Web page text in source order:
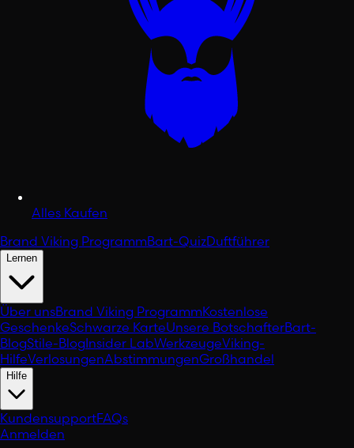
Alles Kaufen
Brand Viking ProgrammBart-QuizDuftführer
Lernen
Über unsBrand Viking ProgrammKostenlose
GeschenkeSchwarze KarteUnsere BotschafterBart-
BlogStile-BlogInsider LabWerkzeugeViking-
HilfeVerlosungenAbstimmungenGroßhandel
Hilfe
KundensupportFAQs
Anmelden